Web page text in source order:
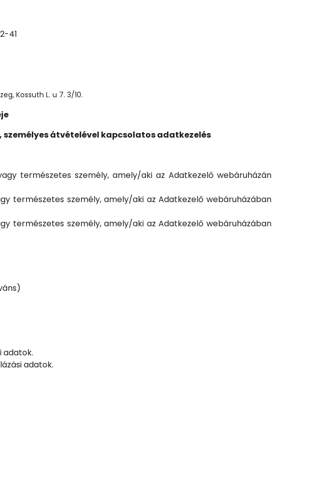
41
Kossuth L. u 7. 3/10.
átvételével kapcsolatos adatkezelés
természetes személy, amely/aki az Adatkezelő webáruházán
természetes személy, amely/aki az Adatkezelő webáruházában
természetes személy, amely/aki az Adatkezelő webáruházában
adatok.
adatok.